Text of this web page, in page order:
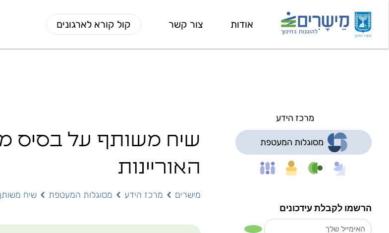
אודות צור קשר קול קורא לארגונים
מרכז הידע
מסוגלות המעטפת
הרשמו לקבלת עידכונים
שיח משותף על בסיס
האוריינות
מישרים מרכז הידע מסוגלות המעטפת שיח